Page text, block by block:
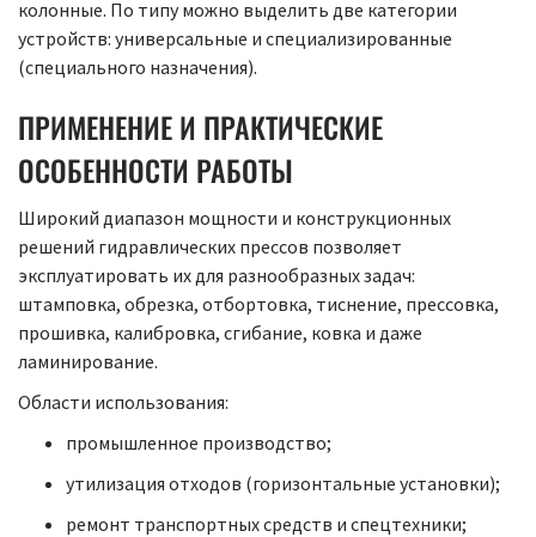
колонные. По типу можно выделить две категории
устройств: универсальные и специализированные
(специального назначения).
ПРИМЕНЕНИЕ И ПРАКТИЧЕСКИЕ
ОСОБЕННОСТИ РАБОТЫ
Широкий диапазон мощности и конструкционных
решений гидравлических прессов позволяет
эксплуатировать их для разнообразных задач:
штамповка, обрезка, отбортовка, тиснение, прессовка,
прошивка, калибровка, сгибание, ковка и даже
ламинирование.
Области использования:
промышленное производство;
утилизация отходов (горизонтальные установки);
ремонт транспортных средств и спецтехники;